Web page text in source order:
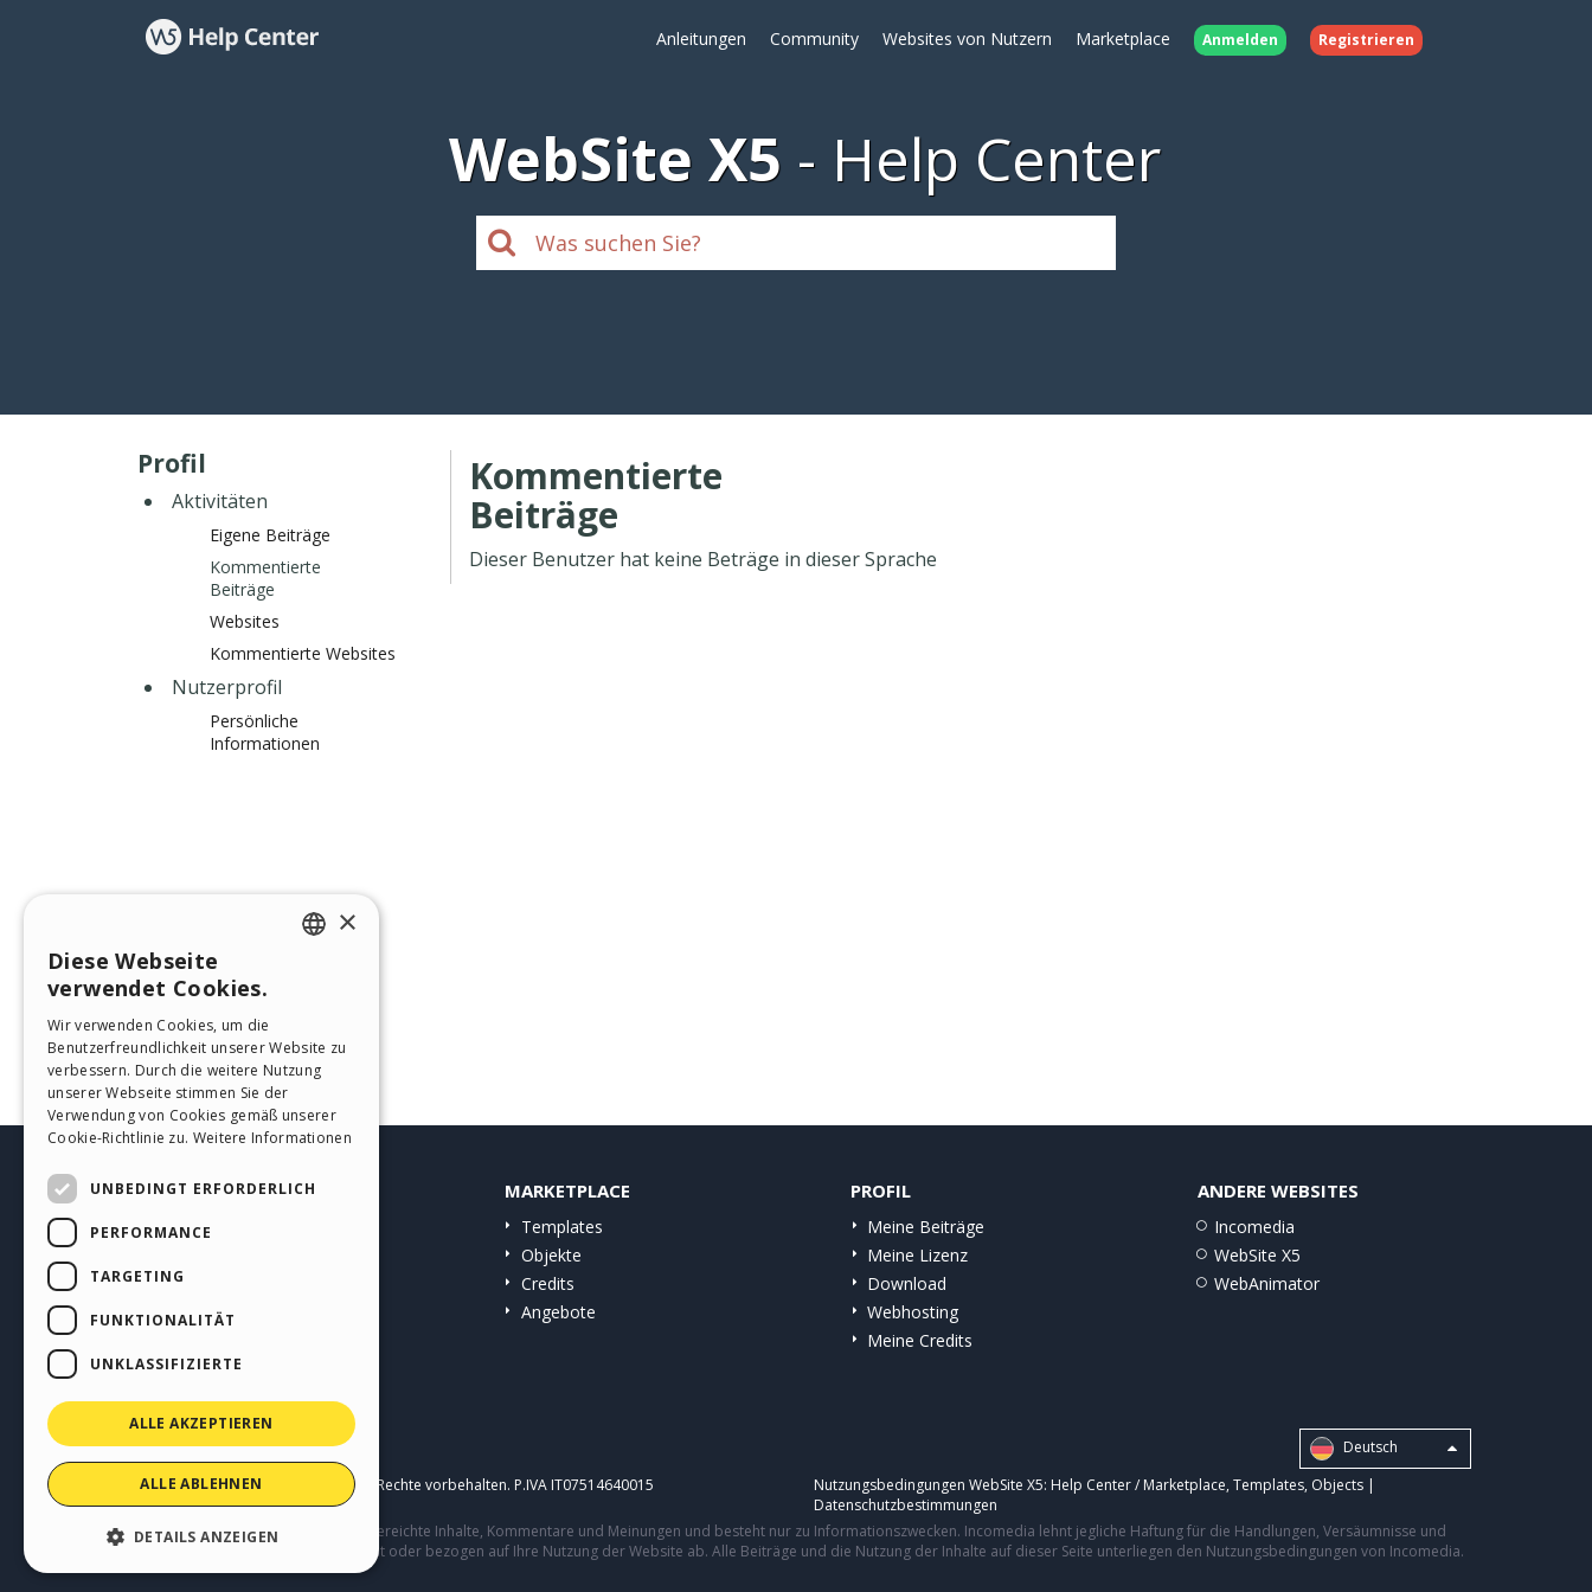
Anleitungen Community Websites von Nutzern Marketplace Anmelden Registrieren
WebSite X5 Help Center
Profil
Aktivitäten
Eigene Beiträge
Kommentierte
Beiträge
Websites
Kommentierte Websites
Nutzerprofil
Persönliche
Informationen
Kommentierte
Beiträge
Dieser Benutzer hat keine Beträge in dieser Sprache
HELP CENTER
Anleitungen
Websites von Nutzern
MARKETPLACE
Templates
Objekte
Credits
Angebote
PROFIL
Meine Beiträge
Meine Lizenz
Download
Webhosting
Meine Credits
ANDERE WEBSITES
Incomedia
WebSite X5
WebAnimator
Deutsch
Copyright © 2026Incomedia s.r.l. Alle Rechte vorbehalten. P.IVA IT07514640015 Nutzungsbedingungen WebSite X5: Help Center / Marketplace, Templates, Objects |
Datenschutzbestimmungen
Diese Seite enthält von Benutzern eingereichte Inhalte, Kommentare und Meinungen und besteht nur zu Informationszwecken. Incomedia lehnt jegliche Haftung für die Handlungen, Versäumnisse und
Verhalten von Dritten in Verbindung mit oder bezogen auf Ihre Nutzung der Website ab. Alle Beiträge und die Nutzung der Inhalte auf dieser Seite unterliegen den Nutzungsbedingungen von Incomedia.
GERMAN
SPANISH
PORTUGUESE
×
Diese Webseite
verwendet Cookies.
Wir verwenden Cookies, um die
Benutzerfreundlichkeit unserer Website zu
verbessern. Durch die weitere Nutzung
unserer Webseite stimmen Sie der
Verwendung von Cookies gemäß unserer
Cookie-Richtlinie zu. Weitere Informationen
UNBEDINGT ERFORDERLICH
PERFORMANCE
TARGETING
FUNKTIONALITÄT
UNKLASSIFIZIERTE
ALLE AKZEPTIEREN
ALLE ABLEHNEN
DETAILS ANZEIGEN